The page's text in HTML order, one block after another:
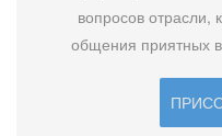
вопросов отрасли,
общения приятных